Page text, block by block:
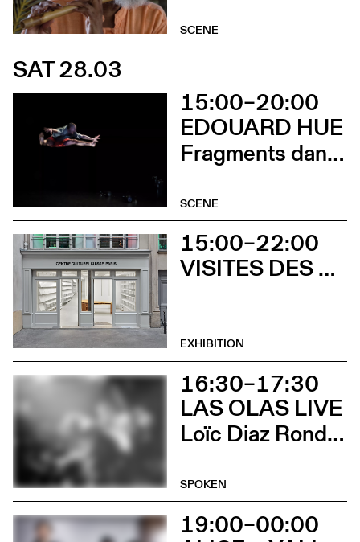
SCENE
SAT 28.03
15:00–20:00
EDOUARD HUE
Fragments dansés
SCENE
15:00–22:00
VISITES DES EXPOSITIONS ET DÉCOUVERTE DU BÂTIMENT
EXHIBITION
16:30–17:30
LAS OLAS LIVE
Loïc Diaz Ronda et Irene Bailo Carramiñana
SPOKEN
19:00–00:00